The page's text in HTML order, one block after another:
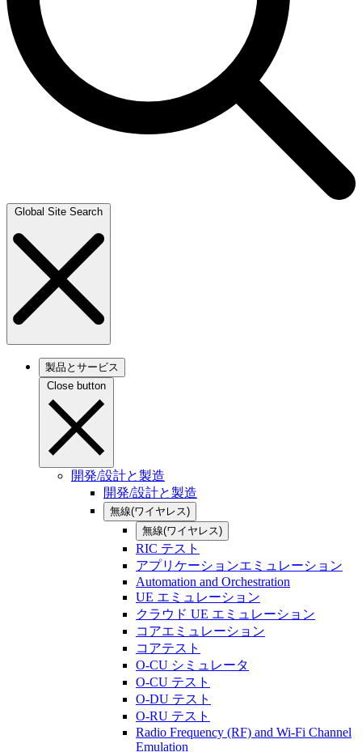
Global Site Search
製品とサービス
Close button
開発/設計と製造
開発/設計と製造
無線(ワイヤレス)
無線(ワイヤレス)
RIC テスト
アプリケーションエミュレーション
Automation and Orchestration
UE エミュレーション
クラウド UE エミュレーション
コアエミュレーション
コアテスト
O-CU シミュレータ
O-CU テスト
O-DU テスト
O-RU テスト
Radio Frequency (RF) and Wi-Fi Channel
Emulation